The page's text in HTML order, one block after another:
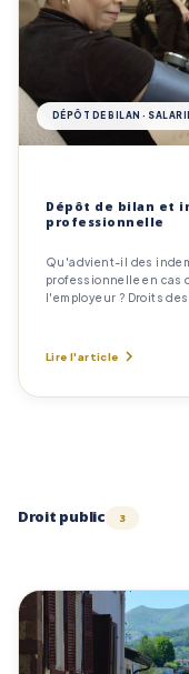
DÉPÔT DE BILAN ·
Dépôt de bilan et
professionnelle
Qu'advient-il des
professionnelle en cas
l'employeur ? Droits
Lire l'article
Droit public 3